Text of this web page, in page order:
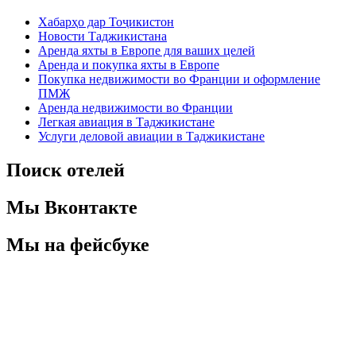
Хабарҳо дар Тоҷикистон
Новости Таджикистана
Аренда яхты в Европе для ваших целей
Аренда и покупка яхты в Европе
Покупка недвижимости во Франции и оформление
ПМЖ
Аренда недвижимости во Франции
Легкая авиация в Таджикистане
Услуги деловой авиации в Таджикистане
Поиск отелей
Мы Вконтакте
Мы на фейсбуке